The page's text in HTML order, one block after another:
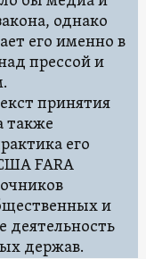
однако
его именно в
прессой и
принятия
также
его
FARA
и
деятельность
держав.